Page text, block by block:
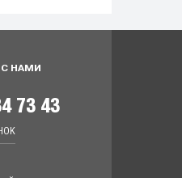
НАМИ
73 43